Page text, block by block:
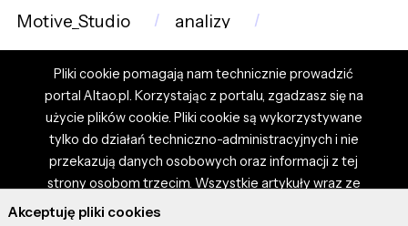
Motive_Studio
analizy
Pliki cookie pomagają nam technicznie prowadzić
portal Altao.pl. Korzystając z portalu, zgadzasz się na
użycie plików cookie. Pliki cookie są wykorzystywane
tylko do działań techniczno-administracyjnych i nie
przekazują danych osobowych oraz informacji z tej
strony osobom trzecim. Wszystkie artykuły wraz ze
zdjęciami i materiałami dostępnymi na portalu są
Akceptuję pliki cookies